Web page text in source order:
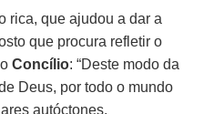
rica, que ajudou a dar a
que procura refletir o
Concílio: “Deste modo da
Deus, por todo o mundo
autóctones,